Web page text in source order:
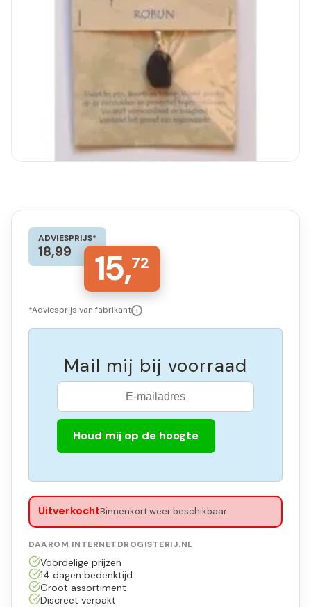
ADVIESPRIJS*
18,99 15,72
*Adviesprijs van fabrikant i
Mail mij bij voorraad
Houd mij op de hoogte
UitverkochtBinnenkort weer beschikbaar
DAAROM INTERNETDROGISTERIJ.NL
Voordelige prijzen
14 dagen bedenktijd
Groot assortiment
Discreet verpakt